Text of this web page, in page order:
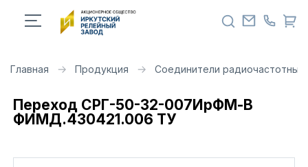
Главная Продукция Соединители радиочастотные
Переход СРГ-50-32-007ИрФМ-В
ФИМД.430421.006 ТУ